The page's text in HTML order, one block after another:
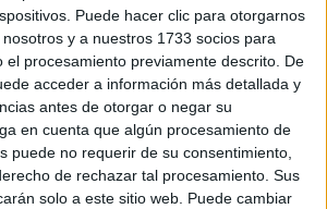
Puede hacer clic para otorgarnos
y a nuestros 1733 socios para
el procesamiento previamente descrito. De
acceder a información más detallada y
antes de otorgar o negar su
en cuenta que algún procesamiento de
puede no requerir de su consentimiento,
de rechazar tal procesamiento. Sus
solo a este sitio web. Puede cambiar
de hacer sindicalismo que no lucha,
no molesta a nadie. Un
más pendiente de
de alzar la voz por quien la necesita.
a llamar “diálogo” a la renuncia,
la claudicación. Han convertido la
en moneda de cambio: